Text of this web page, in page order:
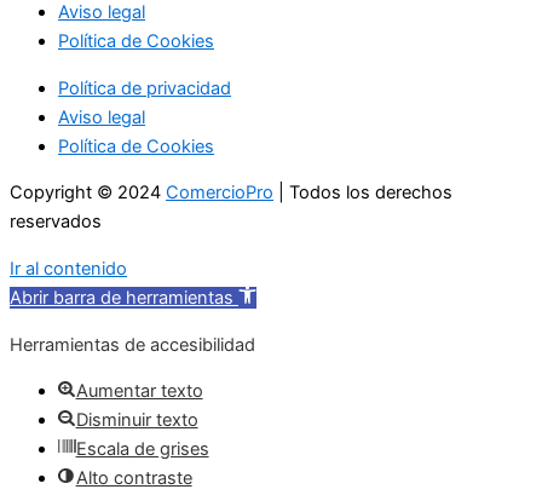
Aviso legal
Política de Cookies
Política de privacidad
Aviso legal
Política de Cookies
Copyright © 2024 ComercioPro | Todos los derechos
reservados
Ir al contenido
Abrir barra de herramientas
Herramientas de accesibilidad
Aumentar texto
Disminuir texto
Escala de grises
Alto contraste